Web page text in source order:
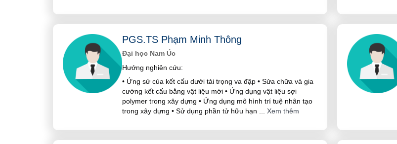
PGS.TS Phạm Minh Thông
Đại học Nam Úc
Hướng nghiên cứu:
• Ứng sử của kết cấu dưới tải trọng va đập • Sửa chữa và gia
cường kết cấu bằng vật liệu mới • Ứng dụng vật liệu sợi
polymer trong xây dựng • Ứng dụng mô hình trí tuệ nhân tạo
trong xây dựng • Sử dụng phần tử hữu hạn
Xem thêm